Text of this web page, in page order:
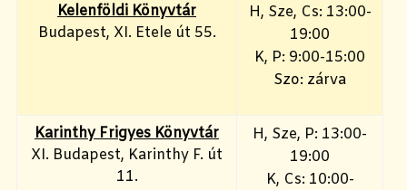
Kelenföldi Könyvtár
Budapest, XI. Etele út 55.
H, Sze, Cs: 13:00-
19:00
K, P: 9:00-15:00
Szo: zárva
Karinthy Frigyes Könyvtár
XI. Budapest, Karinthy F. út
11.
H, Sze, P: 13:00-
19:00
K, Cs: 10:00-